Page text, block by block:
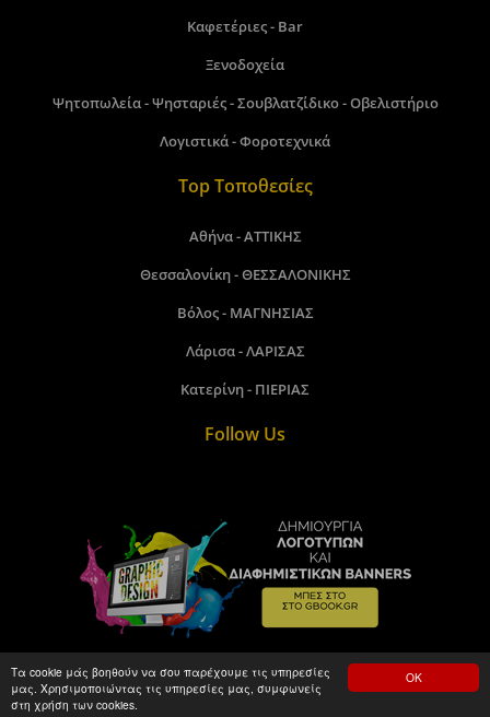
ΟΚ
Τα cookie μάς βοηθούν να σου παρέχουμε τις υπηρεσίες
μας. Χρησιμοποιώντας τις υπηρεσίες μας, συμφωνείς
στη χρήση των cookies.
Καφετέριες - Bar
Ξενοδοχεία
Ψητοπωλεία - Ψησταριές - Σουβλατζίδικο - Οβελιστήριο
Λογιστικά - Φοροτεχνικά
Top Τοποθεσίες
Αθήνα - ΑΤΤΙΚΗΣ
Θεσσαλονίκη - ΘΕΣΣΑΛΟΝΙΚΗΣ
Βόλος - ΜΑΓΝΗΣΙΑΣ
Λάρισα - ΛΑΡΙΣΑΣ
Κατερίνη - ΠΙΕΡΙΑΣ
Follow Us
Gbook.gr©2018 - 2026. Made by kamitare.com